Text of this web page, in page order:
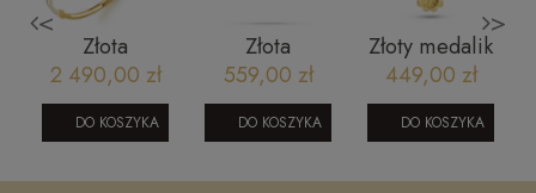
<
Złota
bransoletka
bangle
dwukolorowa
260920236
2 490,00 zł
DO KOSZYKA
Złota
zawieszka
znak zodiaku
Koziorożec
559,00 zł
DO KOSZYKA
Złoty medalik
Matka Boska
Częstochowska
diamentowana
V2 585
449,00 zł
DO KOSZYKA
>